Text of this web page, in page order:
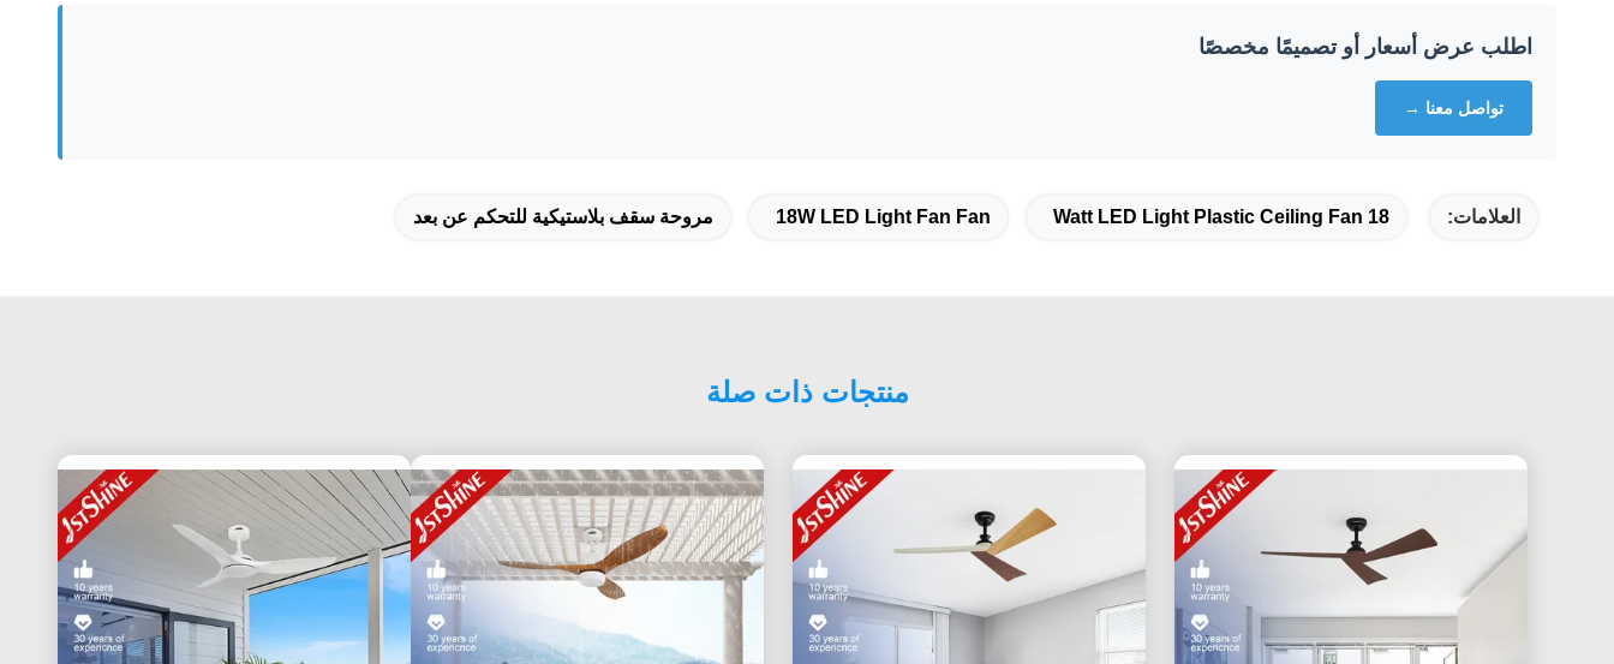
اطلب عرض أسعار أو تصميمًا مخصصًا
تواصل معنا →
العلامات: 18 Watt LED Light Plastic Ceiling Fan
18W LED Light Fan Fan مروحة سقف بلاستيكية للتحكم عن بعد
منتجات ذات صلة